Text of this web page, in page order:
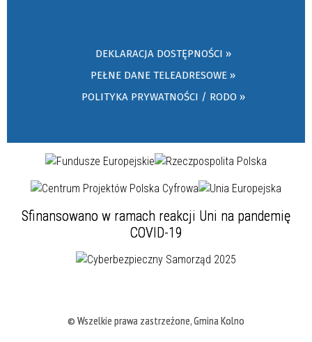
DEKLARACJA DOSTĘPNOŚCI »
PEŁNE DANE TELEADRESOWE »
POLITYKA PRYWATNOŚCI / RODO »
Sfinansowano w ramach reakcji Uni na pandemię
COVID-19
© Wszelkie prawa zastrzeżone, Gmina Kolno